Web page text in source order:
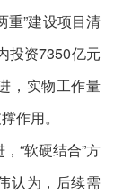
重”建设项目清
投资7350亿元
，实物工作量
作用。
“软硬结合”方
认为，后续需